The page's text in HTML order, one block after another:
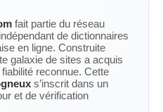
fait partie du réseau
de dictionnaires
en ligne. Construite
galaxie de sites a acquis
reconnue. Cette
s’inscrit dans un
et de vérification